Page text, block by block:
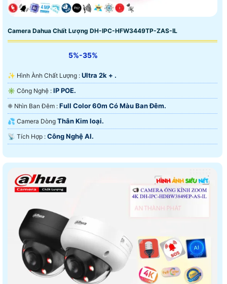
Camera Dahua Chất Lượng DH-IPC-HFW3449TP-ZAS-IL
5%-35%
✨ Hình Ành Chất Lượng : Ultra 2k + .
✳️ Công Nghệ : IP POE.
❈ Nhìn Ban Đêm : Full Color 60m Có Màu Ban Ðêm.
💦 Camera Dòng Thân Kim loại.
️📡 Tích Hợp : Công Nghệ AI.